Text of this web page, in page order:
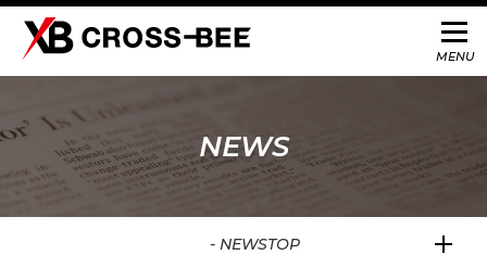
NEWS
- NEWSTOP